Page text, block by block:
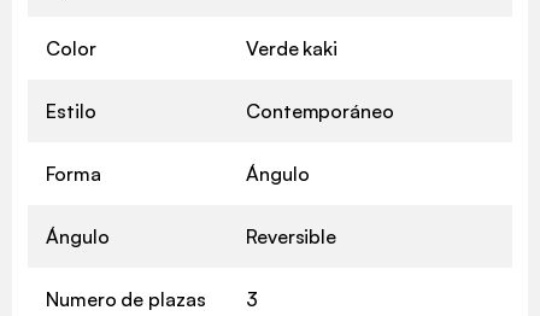
Color Verde kaki
Estilo Contemporáneo
Forma Ángulo
Ángulo Reversible
Numero de plazas 3